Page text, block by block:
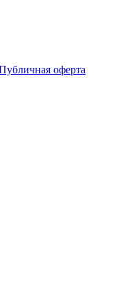
оферта